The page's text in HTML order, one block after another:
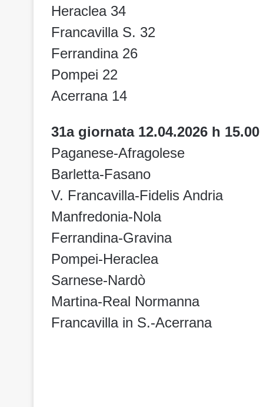
Heraclea 34
Francavilla S. 32
Ferrandina 26
Pompei 22
Acerrana 14
31a giornata 12.04.2026 h 15.00
Paganese-Afragolese
Barletta-Fasano
V. Francavilla-Fidelis Andria
Manfredonia-Nola
Ferrandina-Gravina
Pompei-Heraclea
Sarnese-Nardò
Martina-Real Normanna
Francavilla in S.-Acerrana